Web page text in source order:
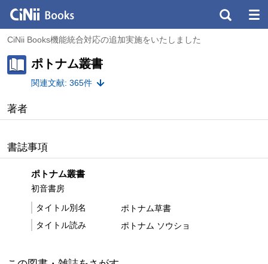
CiNii Books機能統合対応の追加実施をいたしました
ポトナム叢書
関連文献: 365件
著者
書誌事項
ポトナム叢書
初音書房
タイトル別名
ポトナム草書
タイトル読み
ポトナム ソウショ